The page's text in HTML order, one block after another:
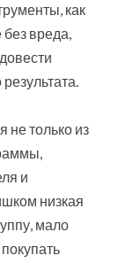
как
без вреда,
только из
и
низкая
мало